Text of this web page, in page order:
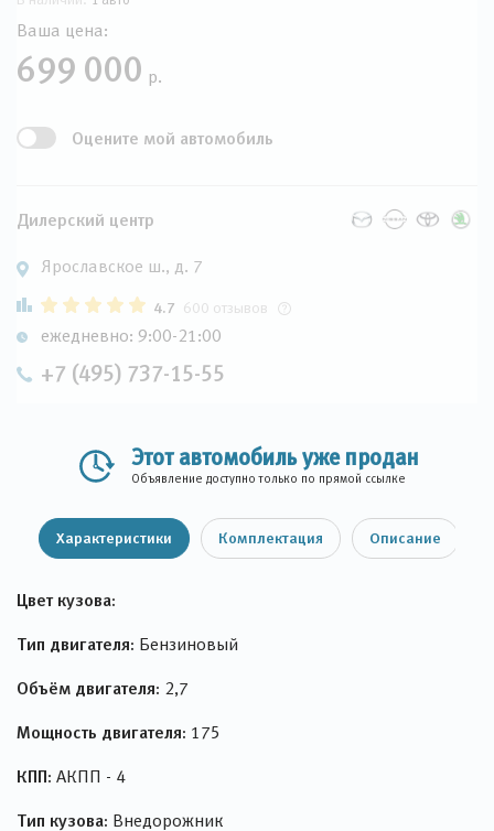
Ваша цена:
699 000 р.
Оцените мой автомобиль
Дилерский центр
Ярославское ш., д. 7
4.7 600 отзывов
ежедневно: 9:00-21:00
+7 (495) 737-15-55
Этот автомобиль уже продан
Объявление доступно только по прямой ссылке
Характеристики Комплектация Описание
Цвет кузова:
Тип двигателя: Бензиновый
Объём двигателя: 2,7
Мощность двигателя: 175
КПП: АКПП - 4
Тип кузова: Внедорожник